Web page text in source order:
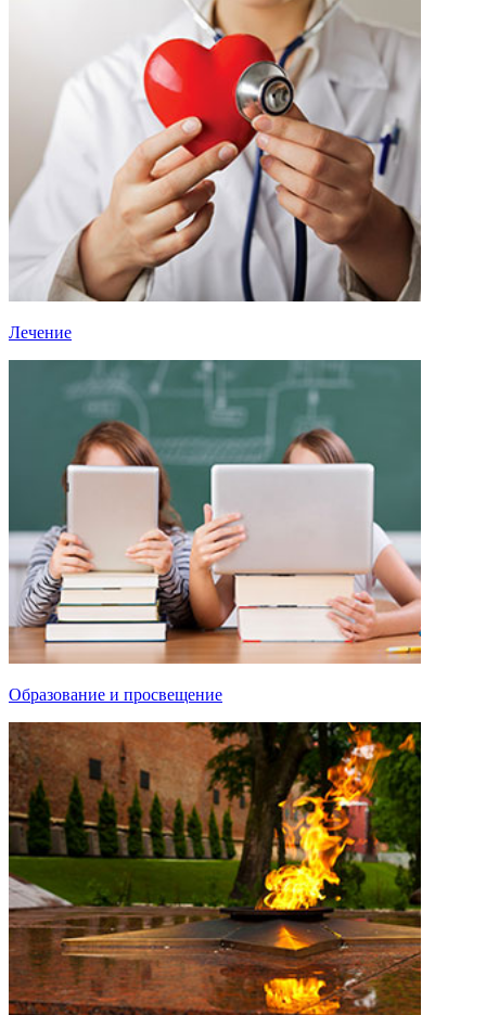
Лечение
Образование и просвещение